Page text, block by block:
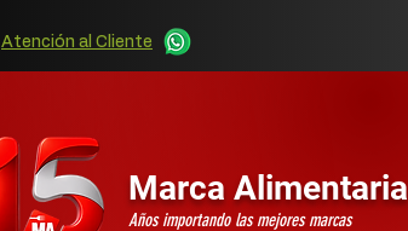
Atención al Cliente
Marca Alimentaria
Años importando las mejores marcas